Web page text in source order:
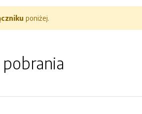
poniżej.
pobrania